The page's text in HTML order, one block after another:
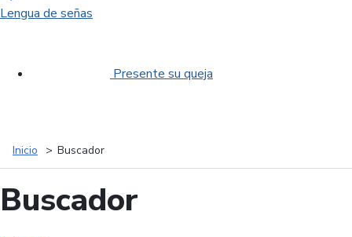
Lengua de señas
Presente su queja
Inicio Buscador
Buscador